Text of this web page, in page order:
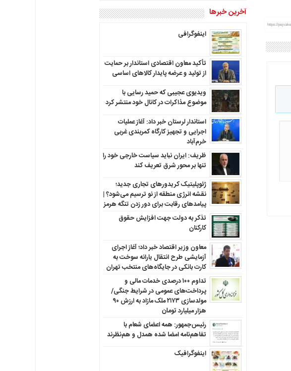
https://
آخرین خبرها
اینفوگرافی
تأکید معاون اقتصادی استاندار بر حمایت
از تولید و عرضه پایدار کالاهای اساسی
ویدیوی عجیبی که حمید رسایی با
موضوع مذاکرات در کانال خود منتشر کرد
استاندار لرستان خبر داد: آغاز عملیات
اجرایی و تجهیز کارگاه کمربندی غربی
خرم‌آباد
ظریف: ایران نباید سیاست خارجی خود را
تنها بر محور شرق تعریف کند
ژئوپلیتیک کریدورهای تجاری جدید؛
نقشه انرژی منطقه‌ از نو ترسیم می‌شود؟ |
پیامدهای رقابت برای دور زدن تنگه هرمز
تذکر به دولت جهت افزایش حقوق
کارکنان ‌
معاون وزیر اقتصاد خبر داد؛ آغاز اجرای
آزمایشی طرح انتقال یارانه سوخت به
کارت بانکی در جایگاه‌های منتخب تهران
تداوم ۱۰۰ درصدی خدمات مالی و
پرداخت‌های عمومی در شرایط جنگی/
مولدسازی ۲۱۷۳ ملک مازاد به ارزش ۹۰
هزار میلیارد تومان
رئیس‌جمهور: همه اعضای شعام با
تفاهم‌نامه امضا شده همدل و هم‌نظرند
اینفوگرافیک